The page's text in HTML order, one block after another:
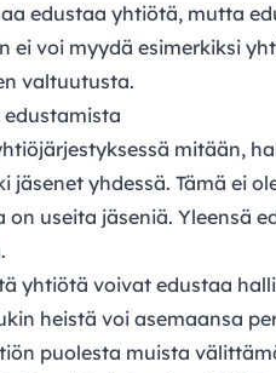
edustaa yhtiötä, mutta
ei voi myydä esimerkiksi
valtuutusta.
mitään,
yhdessä. Tämä ei
useita jäseniä. Yleensä
yhtiötä voivat edustaa
heistä voi asemaansa
puolesta muista